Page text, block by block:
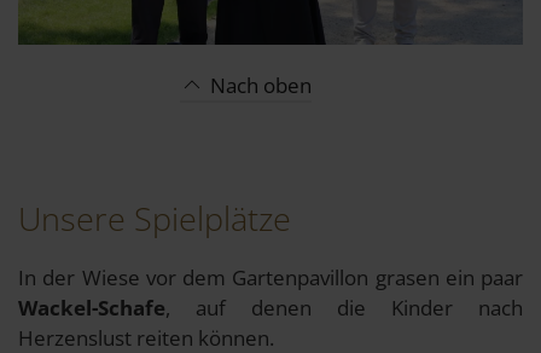
Nach oben
Unsere Spielplätze
In der Wiese vor dem Gartenpavillon grasen ein paar
Wackel-Schafe, auf denen die Kinder nach
Herzenslust reiten können.